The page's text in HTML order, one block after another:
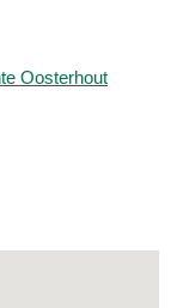
Oosterhout